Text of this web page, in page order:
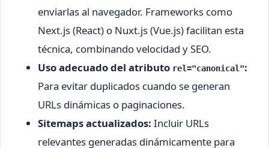
enviarlas al navegador. Frameworks como
Next.js (React) o Nuxt.js (Vue.js) facilitan esta
técnica, combinando velocidad y SEO.
Uso adecuado del atributo rel="canonical":
Para evitar duplicados cuando se generan
URLs dinámicas o paginaciones.
Sitemaps actualizados: Incluir URLs
relevantes generadas dinámicamente para